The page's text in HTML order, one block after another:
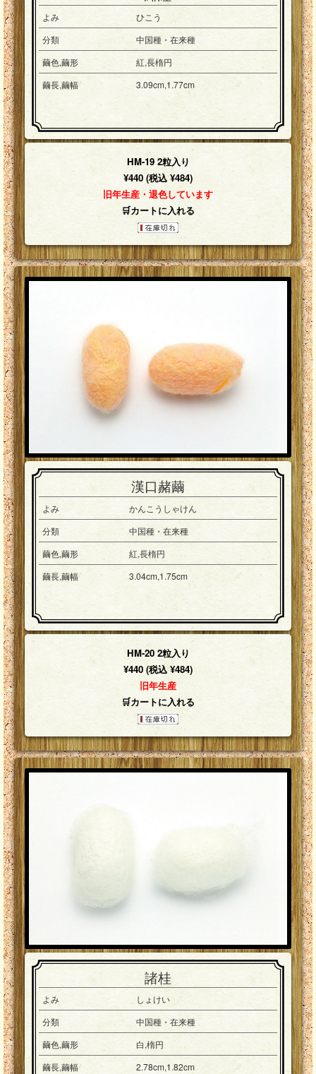
よみ
ひこう
分類
中国種・在来種
繭色,繭形
紅,長楕円
繭長,繭幅
3.09cm,1.77cm
HM-19 2粒入り
¥440 (税込 ¥484)
旧年生産・退色しています
🛒カートに入れる
漢口赭繭
よみ
かんこうしゃけん
分類
中国種・在来種
繭色,繭形
紅,長楕円
繭長,繭幅
3.04cm,1.75cm
HM-20 2粒入り
¥440 (税込 ¥484)
旧年生産
🛒カートに入れる
諸桂
よみ
しょけい
分類
中国種・在来種
繭色,繭形
白,楕円
繭長,繭幅
2.78cm,1.82cm